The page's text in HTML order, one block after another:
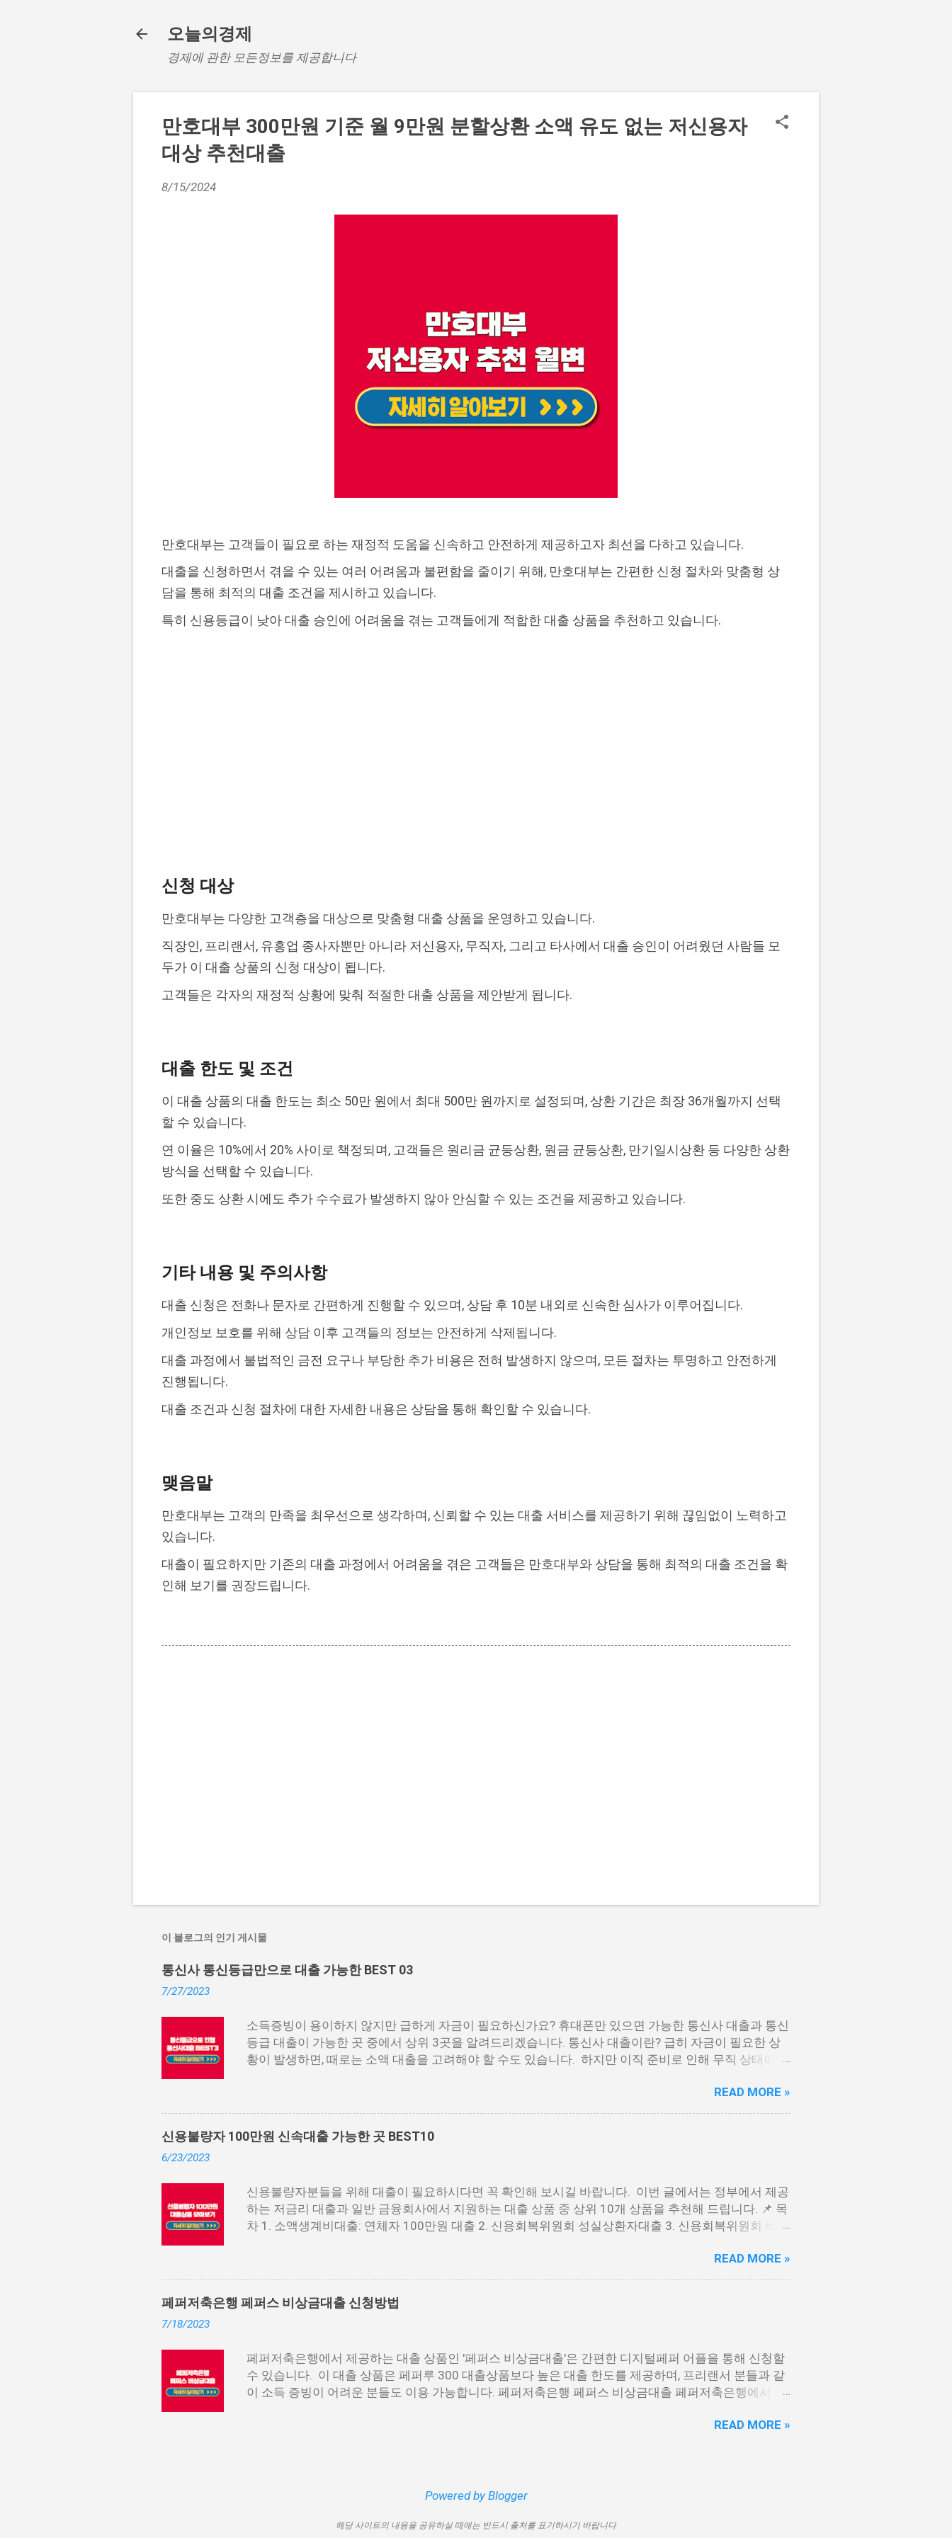
오늘의경제
경제에 관한 모든정보를 제공합니다
만호대부 300만원 기준 월 9만원 분할상환 소액 유도 없는 저신용자
대상 추천대출
8/15/2024
만호대부는 고객들이 필요로 하는 재정적 도움을 신속하고 안전하게 제공하고자 최선을 다하고 있습니다.
대출을 신청하면서 겪을 수 있는 여러 어려움과 불편함을 줄이기 위해, 만호대부는 간편한 신청 절차와 맞춤형 상
담을 통해 최적의 대출 조건을 제시하고 있습니다.
특히 신용등급이 낮아 대출 승인에 어려움을 겪는 고객들에게 적합한 대출 상품을 추천하고 있습니다.
신청 대상
만호대부는 다양한 고객층을 대상으로 맞춤형 대출 상품을 운영하고 있습니다.
직장인, 프리랜서, 유흥업 종사자뿐만 아니라 저신용자, 무직자, 그리고 타사에서 대출 승인이 어려웠던 사람들 모
두가 이 대출 상품의 신청 대상이 됩니다.
고객들은 각자의 재정적 상황에 맞춰 적절한 대출 상품을 제안받게 됩니다.
대출 한도 및 조건
이 대출 상품의 대출 한도는 최소 50만 원에서 최대 500만 원까지로 설정되며, 상환 기간은 최장 36개월까지 선택
할 수 있습니다.
연 이율은 10%에서 20% 사이로 책정되며, 고객들은 원리금 균등상환, 원금 균등상환, 만기일시상환 등 다양한 상환
방식을 선택할 수 있습니다.
또한 중도 상환 시에도 추가 수수료가 발생하지 않아 안심할 수 있는 조건을 제공하고 있습니다.
기타 내용 및 주의사항
대출 신청은 전화나 문자로 간편하게 진행할 수 있으며, 상담 후 10분 내외로 신속한 심사가 이루어집니다.
개인정보 보호를 위해 상담 이후 고객들의 정보는 안전하게 삭제됩니다.
대출 과정에서 불법적인 금전 요구나 부당한 추가 비용은 전혀 발생하지 않으며, 모든 절차는 투명하고 안전하게
진행됩니다.
대출 조건과 신청 절차에 대한 자세한 내용은 상담을 통해 확인할 수 있습니다.
맺음말
만호대부는 고객의 만족을 최우선으로 생각하며, 신뢰할 수 있는 대출 서비스를 제공하기 위해 끊임없이 노력하고
있습니다.
대출이 필요하지만 기존의 대출 과정에서 어려움을 겪은 고객들은 만호대부와 상담을 통해 최적의 대출 조건을 확
인해 보기를 권장드립니다.
이 블로그의 인기 게시물
통신사 통신등급만으로 대출 가능한 BEST 03
7/27/2023
소득증빙이 용이하지 않지만 급하게 자금이 필요하신가요? 휴대폰만 있으면 가능한 통신사 대출과 통신
등급 대출이 가능한 곳 중에서 상위 3곳을 알려드리겠습니다. 통신사 대출이란? 급히 자금이 필요한 상
황이 발생하면, 때로는 소액 대출을 고려해야 할 수도 있습니다. 하지만 이직 준비로 인해 무직 상태이거
아두면, 무직자에게는 큰 도움이 됩니다. 이 대출 상품은 휴대폰만 있으면 간편하게 신청할 수 있으며, 통
신 등급에 따라 대출이 가능합니다. 마치 신용등급처럼 등급별로 대출을 받을 수 있는 것이죠. 또한, 좋은
납부 내역과 장기간에 걸쳐 통신사를 이용한 우량한 고객이면, 추가 혜택도 받을 수 있습니다. 급히 자금
이 필요한 경우, 소액 대출이 용이하지 않을 수 있습니다. 특히, 현재 이직 준비 상태거나 소득 증빙이 어
있으며, 통신 사용량을 토대로 신용 등급을 부여하는 등급관련 상품입니다. 믿을 만한 지불 내역이 있고
장기간 이용한 신뢰할 수 있는 고객이라면 추가 혜택을 누리실 수 있습니다. 통신사 대출 및 통신 등급 대
출이 가능한 모바일 간편 대출 상품에 대한 안내를 드리겠습니다. 통신사 대출 통신등급 대출 가능한 곳
인증만으로 24시간 365일 언제나 신청이 가능하며, T스코어 맞춤형 대출 상품과 함께 토탈 핀테크 플랫
폼으로서 대출...
READ MORE »
신용불량자 100만원 신속대출 가능한 곳 BEST10
6/23/2023
신용불량자분들을 위해 대출이 필요하시다면 꼭 확인해 보시길 바랍니다. 이번 글에서는 정부에서 제공
하는 저금리 대출과 일반 금융회사에서 지원하는 대출 상품 중 상위 10개 상품을 추천해 드립니다. 📌 목
차 1. 소액생계비대출: 연체자 100만원 대출 2. 신용회복위원회 성실상환자대출 3. 신용회복위원회 비대
국민행복기금 소액대출 8. 웰컴저축은행 웰컴희망대출 9. 미래크레디트대부 10. 신용불량자 자동차담보
대출 11. 결론 1. 소액생계비대출: 연체자 100만원 대출 소액생계비대출은 2023년 3월부터 시작된 정부
에서 제공하는 서민금융상품입니다. 이 대출 상품은 저소득, 저신용, 무직, 연체 중인 분들에게까지 거의
모두 지원이 가능합니다. 단, 한정된 예산으로 가장 취약한 계층을 우선적으로 지원하며, 대출 한도는 최
고 금리가 높아 비판을 받고 있습니다. 따라서 추후 정책 개선이 될 여지가 있습니다. 또한, 자격 조건 충
족 시 거의 모든 분들이 대출 신청이 가능하다는 점에서, 자격 조건을 확인하고 신청할 것을 권장합니다.
소액생계비대출 2. 신용회복위원회 성실상환자대출 성실상환자대출은 낮은 연 2~4%의 금리로 대출할
READ MORE »
페퍼저축은행 페퍼스 비상금대출 신청방법
7/18/2023
페퍼저축은행에서 제공하는 대출 상품인 '페퍼스 비상금대출'은 간편한 디지털페퍼 어플을 통해 신청할
수 있습니다. 이 대출 상품은 페퍼루 300 대출상품보다 높은 대출 한도를 제공하며, 프리랜서 분들과 같
이 소득 증빙이 어려운 분들도 이용 가능합니다. 페퍼저축은행 페퍼스 비상금대출 페퍼저축은행에서 제
다. 대출 기간은 3년으로 정해져 있으며, 대출 자격은 추정소득 증빙 가능한 모든 분들이 이용 가능합니
고 있습니다. 그리고 대출 한도의 최소 금액은 100만원 이상으로, 다른 대출 상품과 비교할 때 상대적으
다. 비상금대출은 1금융권 대출보다 이자가 높으나, 다른 2금융권 대출 상품보다 이자 부담이 상대적으
READ MORE »
Powered by Blogger
해당 사이트의 내용을 공유하실 때에는 반드시 출처를 표기하시기 바랍니다